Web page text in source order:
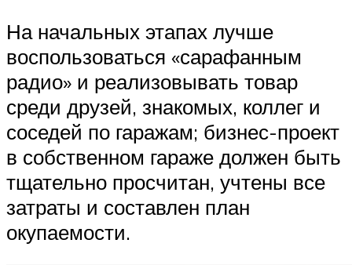
На начальных этапах лучше
воспользоваться «сарафанным
радио» и реализовывать товар
среди друзей, знакомых, коллег и
соседей по гаражам; бизнес-проект
в собственном гараже должен быть
тщательно просчитан, учтены все
затраты и составлен план
окупаемости.